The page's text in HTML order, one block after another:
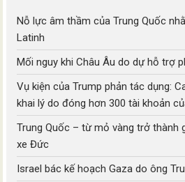
Nỗ lực âm thầm của Trung Quốc
Latinh
Mối nguy khi Châu Âu do dự hỗ trợ
Vụ kiện của Trump phản tác dụng:
khai lý do đóng hơn 300 tài khoản
Trung Quốc – từ mỏ vàng trở thành
xe Đức
Israel bác kế hoạch Gaza do ông